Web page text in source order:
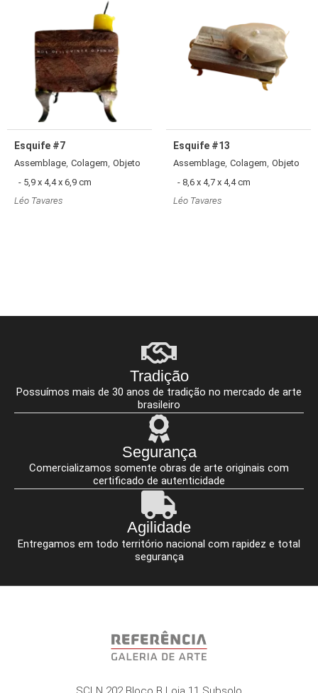
Esquife #7
Assemblage, Colagem, Objeto
- 5,9 x 4,4 x 6,9 cm
Léo Tavares
Esquife #13
Assemblage, Colagem, Objeto
- 8,6 x 4,7 x 4,4 cm
Léo Tavares
Tradição
Possuímos mais de 30 anos de tradição no mercado de arte
brasileiro
Segurança
Comercializamos somente obras de arte originais com
certificado de autenticidade
Agilidade
Entregamos em todo território nacional com rapidez e total
segurança